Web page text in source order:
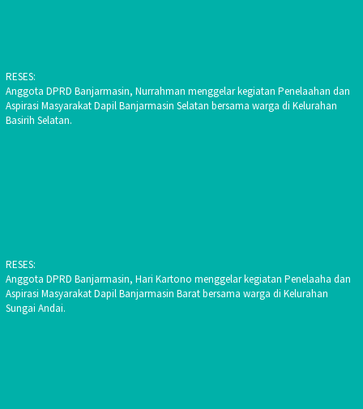
RESES:
Anggota DPRD Banjarmasin, Nurrahman menggelar kegiatan Penelaahan dan
Aspirasi Masyarakat Dapil Banjarmasin Selatan bersama warga di Kelurahan
Basirih Selatan.
RESES:
Anggota DPRD Banjarmasin, Hari Kartono menggelar kegiatan Penelaaha dan
Aspirasi Masyarakat Dapil Banjarmasin Barat bersama warga di Kelurahan
Sungai Andai.